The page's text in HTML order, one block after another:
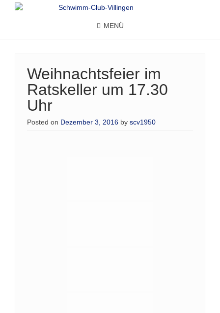
MENÜ
Weihnachtsfeier im
Ratskeller um 17.30
Uhr
Posted on Dezember 3, 2016 by scv1950